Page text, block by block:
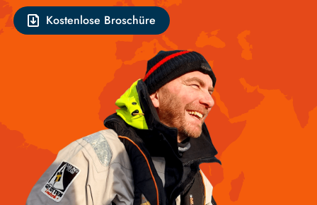
Kostenlose Broschüre